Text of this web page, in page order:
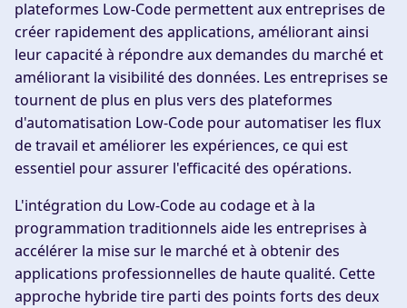
plateformes Low-Code permettent aux entreprises de
créer rapidement des applications, améliorant ainsi
leur capacité à répondre aux demandes du marché et
améliorant la visibilité des données. Les entreprises se
tournent de plus en plus vers des plateformes
d'automatisation Low-Code pour automatiser les flux
de travail et améliorer les expériences, ce qui est
essentiel pour assurer l'efficacité des opérations.
L'intégration du Low-Code au codage et à la
programmation traditionnels aide les entreprises à
accélérer la mise sur le marché et à obtenir des
applications professionnelles de haute qualité. Cette
approche hybride tire parti des points forts des deux